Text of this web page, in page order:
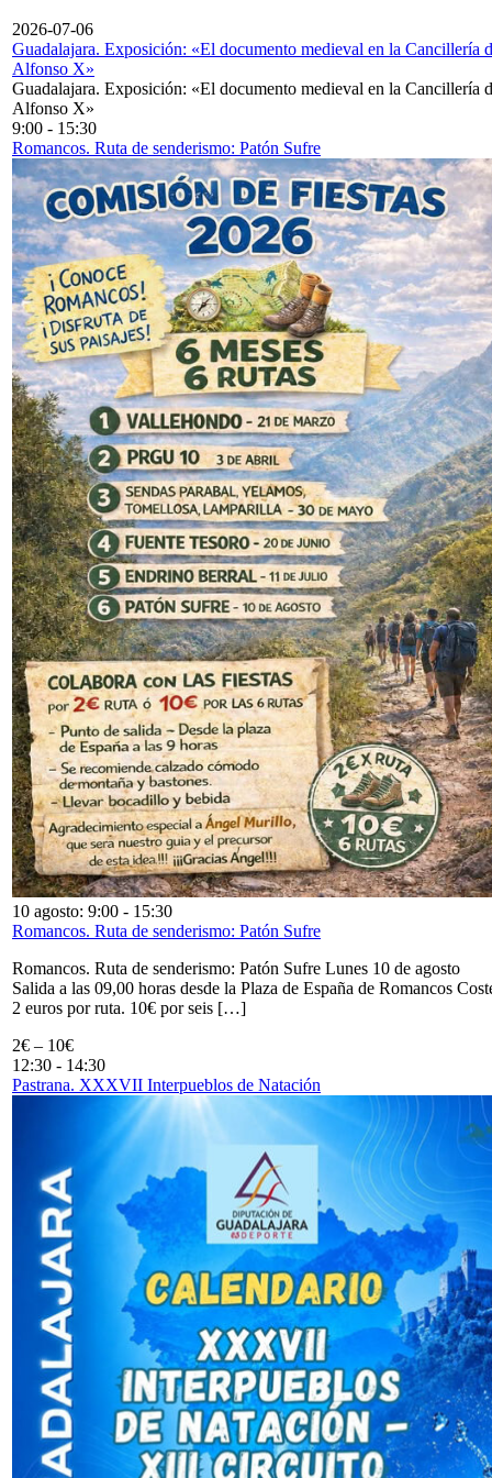
2026-07-06
Guadalajara. Exposición: «El documento medieval en la Cancillería
Alfonso X»
Guadalajara. Exposición: «El documento medieval en la Cancillería
Alfonso X»
9:00 - 15:30
Romancos. Ruta de senderismo: Patón Sufre
10 agosto: 9:00 - 15:30
Romancos. Ruta de senderismo: Patón Sufre
Romancos. Ruta de senderismo: Patón Sufre Lunes 10 de agosto
Salida a las 09,00 horas desde la Plaza de España de Romancos
2 euros por ruta. 10€ por seis […]
2€ – 10€
12:30 - 14:30
Pastrana. XXXVII Interpueblos de Natación